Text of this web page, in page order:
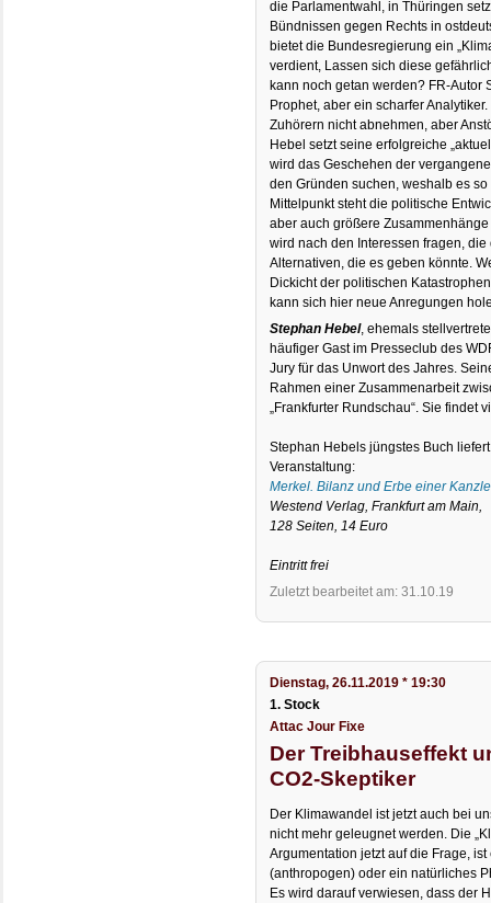
die Parlamentwahl, in Thüringen
Bündnissen gegen Rechts in
bietet die Bundesregierung ein
verdient, Lassen sich diese
kann noch getan werden? FR-Autor
Prophet, aber ein scharfer
Zuhörern nicht abnehmen, aber
Hebel setzt seine erfolgreiche
wird das Geschehen der
den Gründen suchen, weshalb es
Mittelpunkt steht die politische
aber auch größere
wird nach den Interessen fragen,
Alternativen, die es geben könnte.
Dickicht der politischen
kann sich hier neue Anregungen
Stephan Hebel, ehemals
häufiger Gast im Presseclub des
Jury für das Unwort des Jahres.
Rahmen einer Zusammenarbeit
„Frankfurter Rundschau“. Sie findet
Stephan Hebels jüngstes Buch
Veranstaltung:
Merkel. Bilanz und Erbe einer
Westend Verlag, Frankfurt am Main,
128 Seiten, 14 Euro
Eintritt frei
Zuletzt bearbeitet am: 31.10.19
Dienstag, 26.11.2019 * 19:30
1. Stock
Attac Jour Fixe
Der Treibhauseffekt
CO2-Skeptiker
Der Klimawandel ist jetzt auch bei
nicht mehr geleugnet werden. Die
Argumentation jetzt auf die Frage,
(anthropogen) oder ein natürliches
Es wird darauf verwiesen, dass der